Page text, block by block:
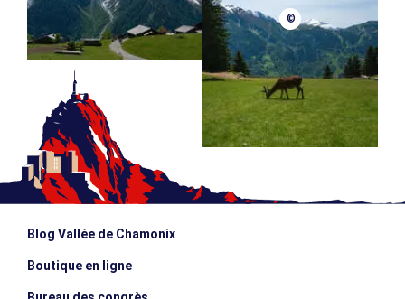
©
Blog Vallée de Chamonix
Boutique en ligne